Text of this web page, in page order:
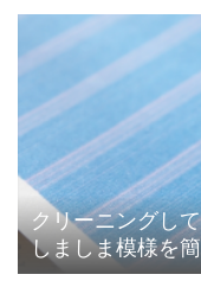
クリーニングし
しましま模様を